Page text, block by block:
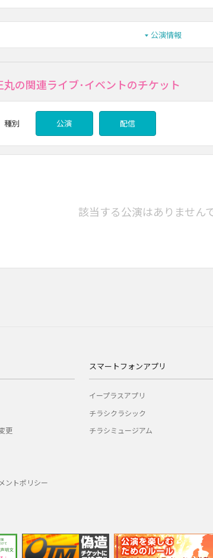
公演情報
丸の関連ライブ･イベントのチケット
種別 公演 配信
該当する公演はありません
更
ントポリシー
スマートフォンアプリ
イープラスアプリ
チラシクラシック
チラシミュージアム